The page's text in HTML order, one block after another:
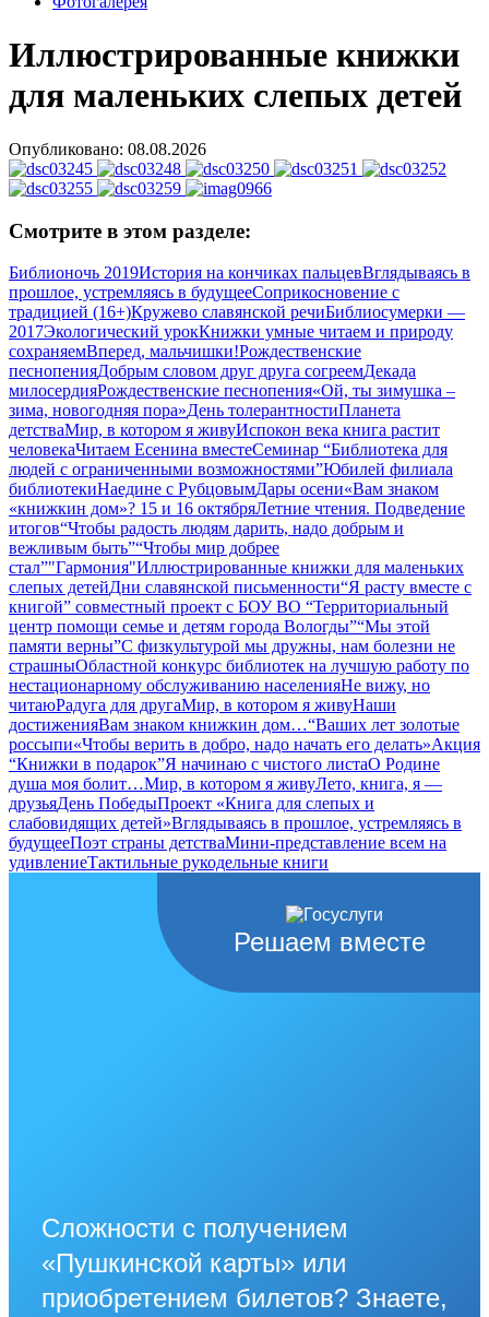
Иллюстрированные книжки
для маленьких слепых детей
Опубликовано: 08.08.2026
Смотрите в этом разделе:
Библионочь 2019История на кончиках пальцевВглядываясь в
прошлое, устремляясь в будущееСоприкосновение с
традицией (16+)Кружево славянской речиБиблиосумерки —
2017Экологический урокКнижки умные читаем и природу
сохраняемВперед, мальчишки!Рождественские
песнопенияДобрым словом друг друга согреемДекада
милосердияРождественские песнопения«Ой, ты зимушка –
зима, новогодняя пора»День толерантностиПланета
детстваМир, в котором я живуИспокон века книга растит
человекаЧитаем Есенина вместеСеминар “Библиотека для
людей с ограниченными возможностями”Юбилей филиала
библиотекиНаедине с РубцовымДары осени«Вам знаком
«книжкин дом»? 15 и 16 октябряЛетние чтения. Подведение
итогов“Чтобы радость людям дарить, надо добрым и
вежливым быть”“Чтобы мир добрее
стал”"Гармония"Иллюстрированные книжки для маленьких
слепых детейДни славянской письменности“Я расту вместе с
книгой” совместный проект с БОУ ВО “Территориальный
центр помощи семье и детям города Вологды”“Мы этой
памяти верны”С физкультурой мы дружны, нам болезни не
страшныОбластной конкурс библиотек на лучшую работу по
нестационарному обслуживанию населенияНе вижу, но
читаюРадуга для другаМир, в котором я живуНаши
достиженияВам знаком книжкин дом…“Ваших лет золотые
россыпи«Чтобы верить в добро, надо начать его делать»Акция
“Книжки в подарок”Я начинаю с чистого листаО Родине
душа моя болит…Мир, в котором я живуЛето, книга, я —
друзьяДень ПобедыПроект «Книга для слепых и
слабовидящих детей»Вглядываясь в прошлое, устремляясь в
будущееПоэт страны детстваМини-представление всем на
удивлениеТактильные рукодельные книги
Решаем вместе
Сложности с получением
«Пушкинской карты» или
приобретением билетов? Знаете,